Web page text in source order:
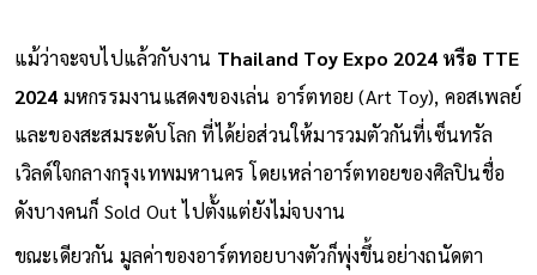
แม้ว่าจะจบไปแล้วกับงาน Thailand Toy Expo 2024 หรือ TTE
2024 มหกรรมงานแสดงของเล่น อาร์ตทอย (Art Toy), คอสเพลย์
และของสะสมระดับโลก ที่ได้ย่อส่วนให้มารวมตัวกันที่เซ็นทรัล
เวิลด์ใจกลางกรุงเทพมหานคร โดยเหล่าอาร์ตทอยของศิลปินชื่อ
ดังบางคนก็ Sold Out ไปตั้งแต่ยังไม่จบงาน
ขณะเดียวกัน มูลค่าของอาร์ตทอยบางตัวก็พุ่งขึ้นอย่างถนัดตา